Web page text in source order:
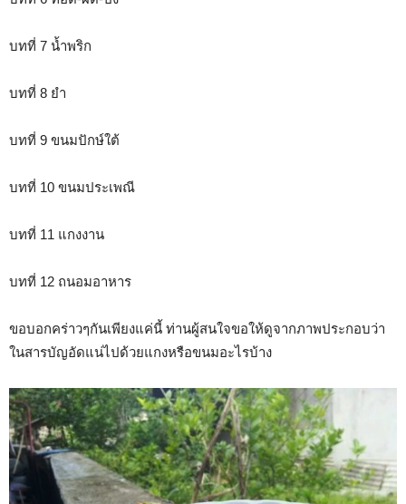
บทที่ 7 น้ำพริก
บทที่ 8 ยำ
บทที่ 9 ขนมปักษ์ใต้
บทที่ 10 ขนมประเพณี
บทที่ 11 แกงงาน
บทที่ 12 ถนอมอาหาร
ขอบอกคร่าวๆกันเพียงแค่นี้ ท่านผู้สนใจขอให้ดูจากภาพประกอบว่า
ในสารบัญอัดแน่ไปด้วยแกงหรือขนมอะไรบ้าง